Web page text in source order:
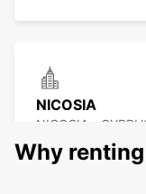
NICOSIA
NICOSIA -
Why